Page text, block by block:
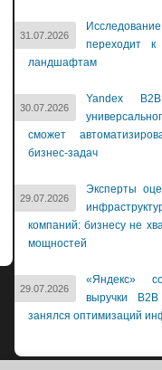
31.07.2026
переходит
ландшафтам
30.07.2026
Yandex
сможет
бизнес-задач
29.07.2026
Эксперты
компаний: бизнесу не
мощностей
29.07.2026
«Яндекс»
выручки
занялся оптимизаций